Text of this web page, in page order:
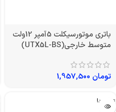
باتری موتورسیکلت 5آمپر 12ولت
متوسط خارجی(UTX5L-BS)
تومان
تمام شد!